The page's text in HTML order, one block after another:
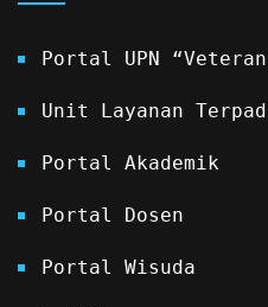
Portal UPN
Unit Layanan
Portal Akademik
Portal Dosen
Portal Wisuda